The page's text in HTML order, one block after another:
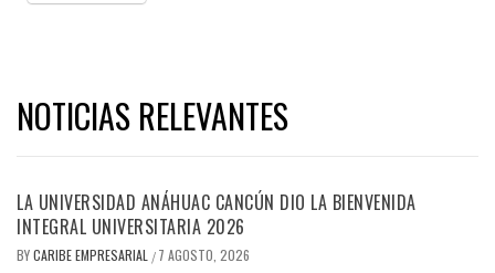
NOTICIAS RELEVANTES
LA UNIVERSIDAD ANÁHUAC CANCÚN DIO LA BIENVENIDA
INTEGRAL UNIVERSITARIA 2026
BYCARIBE EMPRESARIAL / 7 AGOSTO, 2026